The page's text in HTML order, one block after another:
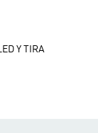
Y TIRA